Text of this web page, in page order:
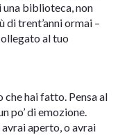
biblioteca, non
di trent’anni ormai –
al tuo
che hai fatto. Pensa al
po’ di emozione.
aperto, o avrai